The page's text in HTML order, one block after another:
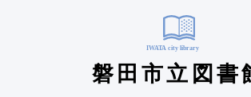
磐田市立図書